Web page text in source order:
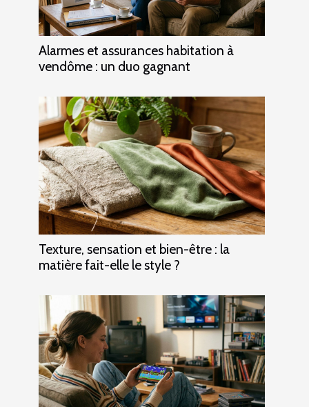
Alarmes et assurances habitation à
vendôme : un duo gagnant
Texture, sensation et bien-être : la
matière fait-elle le style ?